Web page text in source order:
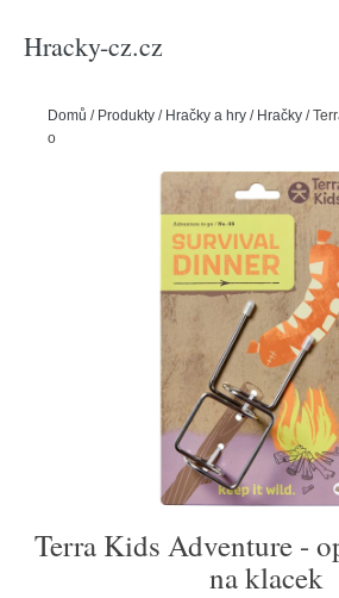
Hracky-cz.cz
Domů / Produkty / Hračky a hry / Hračky /
opékací vidlice na klacek
Terra Kids Adventure -
na klacek